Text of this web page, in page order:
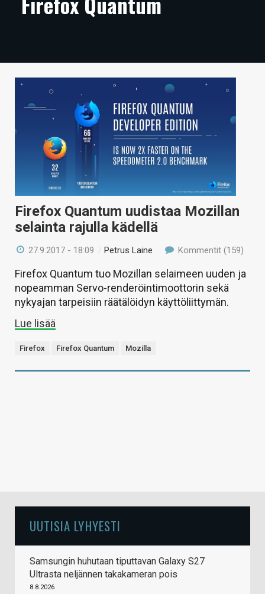
ARTIKKELIT
TECHBBS
TIETOA
VAIHDA TEEMA
HAKU
Firefox Quantum uudistaa Mozillan
selainta rajulla kädellä
27.9.2017 - 18:09 /Petrus Laine Kommentit (159)
Firefox Quantum tuo Mozillan selaimeen uuden ja
nopeamman Servo-renderöintimoottorin sekä
nykyajan tarpeisiin räätälöidyn käyttöliittymän.
Lue lisää
Firefox Firefox Quantum Mozilla
UUTISIA LYHYESTI
Samsungin huhutaan tiputtavan Galaxy S27
Ultrasta neljännen takakameran pois
8.8.2026